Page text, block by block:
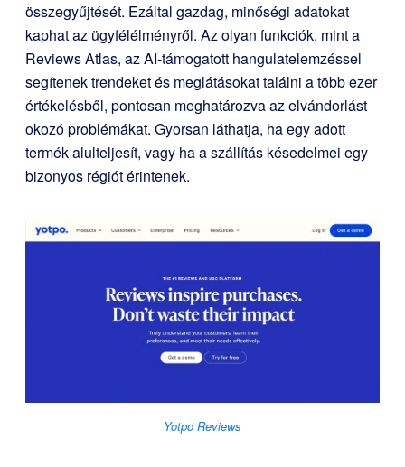
összegyűjtését. Ezáltal gazdag, minőségi adatokat
kaphat az ügyfélélményről. Az olyan funkciók, mint a
Reviews Atlas, az AI-támogatott hangulatelemzéssel
segítenek trendeket és meglátásokat találni a több ezer
értékelésből, pontosan meghatározva az elvándorlást
okozó problémákat. Gyorsan láthatja, ha egy adott
termék alulteljesít, vagy ha a szállítás késedelmei egy
bizonyos régiót érintenek.
Yotpo Reviews